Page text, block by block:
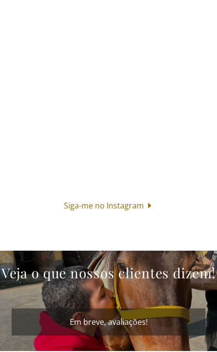
Siga-me no Instagram
Veja o que nossos clientes dizem!
Em breve, avaliações!